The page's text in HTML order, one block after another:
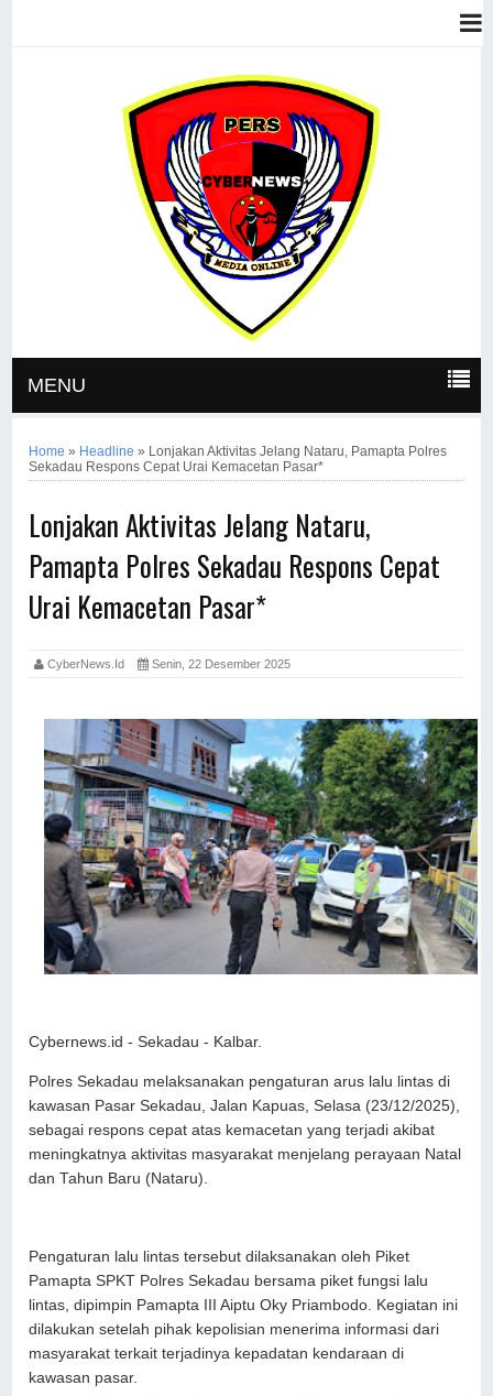
MENU
Home » Headline » Lonjakan Aktivitas Jelang Nataru, Pamapta Polres
Sekadau Respons Cepat Urai Kemacetan Pasar*
Lonjakan Aktivitas Jelang Nataru,
Pamapta Polres Sekadau Respons Cepat
Urai Kemacetan Pasar*
CyberNews.id Senin, 22 Desember 2025
Cybernews.id - Sekadau - Kalbar.
Polres Sekadau melaksanakan pengaturan arus lalu lintas di
kawasan Pasar Sekadau, Jalan Kapuas, Selasa (23/12/2025),
sebagai respons cepat atas kemacetan yang terjadi akibat
meningkatnya aktivitas masyarakat menjelang perayaan Natal
dan Tahun Baru (Nataru).
Pengaturan lalu lintas tersebut dilaksanakan oleh Piket
Pamapta SPKT Polres Sekadau bersama piket fungsi lalu
lintas, dipimpin Pamapta III Aiptu Oky Priambodo. Kegiatan ini
dilakukan setelah pihak kepolisian menerima informasi dari
masyarakat terkait terjadinya kepadatan kendaraan di
kawasan pasar.